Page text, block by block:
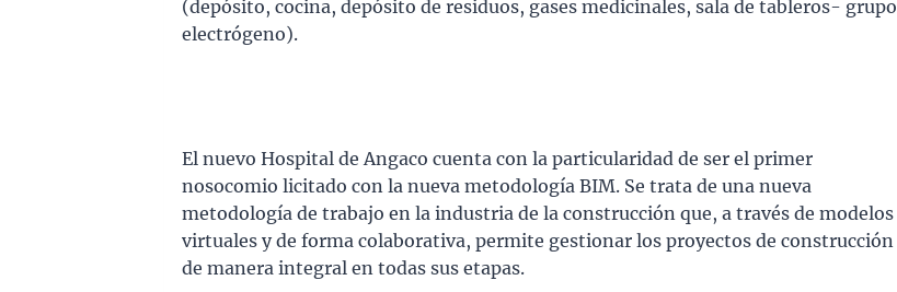
(depósito, cocina, depósito de residuos, gases medicinales, sala de tableros- grupo
electrógeno).
El nuevo Hospital de Angaco cuenta con la particularidad de ser el primer
nosocomio licitado con la nueva metodología BIM. Se trata de una nueva
metodología de trabajo en la industria de la construcción que, a través de modelos
virtuales y de forma colaborativa, permite gestionar los proyectos de construcción
de manera integral en todas sus etapas.